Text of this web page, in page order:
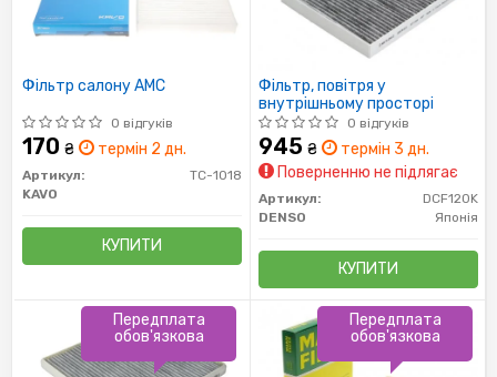
Фільтр салону AMC
0 відгуків
170 ₴ термін 2 дн.
Артикул:
TC-1018
KAVO
КУПИТИ
Фільтр, повітря у
внутрішньому просторі
0 відгуків
945 ₴
термін 3 дн.
Поверненню не підлягає
Артикул:
DCF120K
DENSO
Японія
КУПИТИ
Передплата
обов'язкова
Передплата
обов'язкова